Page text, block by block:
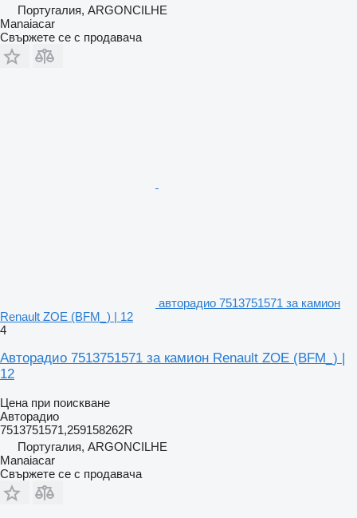
Португалия, ARGONCILHE
Manaiacar
Свържете се с продавача
авторадио 7513751571 за камион
Renault ZOE (BFM_) | 12
4
Авторадио 7513751571 за камион Renault ZOE (BFM_) |
12
Цена при поискване
Авторадио
7513751571,259158262R
Португалия, ARGONCILHE
Manaiacar
Свържете се с продавача